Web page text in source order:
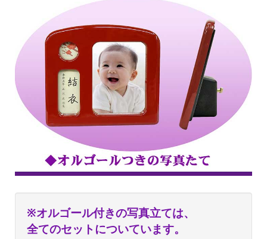
※オルゴール付きの写真立ては、
全てのセットについています。